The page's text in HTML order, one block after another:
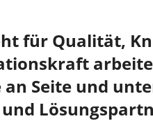
für Qualität,
an Seite und